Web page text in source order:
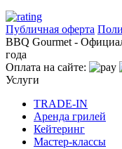
Публичная оферта
BBQ Gourmet -
года
Оплата на сайте:
Услуги
TRADE-IN
Аренда грилей
Кейтеринг
Мастер-классы